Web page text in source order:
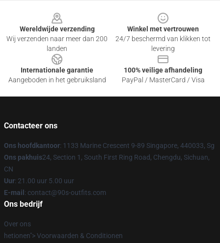
Wereldwijde verzending
Wij verzenden naar meer dan 200
landen
Winkel met vertrouwen
24/7 beschermd van klikken tot
levering
Internationale garantie
Aangeboden in het gebruiksland
100% veilige afhandeling
PayPal / MasterCard / Visa
Contacteer ons
Ons hoofdkantoor: 1133 Marine Crescent 9-89 Singapore, 440033, Sg
Ons pakhuis24, Section 1, South First Ring Road, Chengdu, Sichuan,
CN
Uur: 21.00 uur 5.00 uur
E-mail : contact@90s-outfits.com
Ons bedrijf
Over ons
hetionen"> Voorwaarden & Conditionen